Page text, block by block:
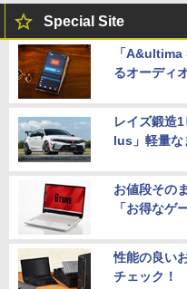
Special Site
「
るオーディ
レイズ鍛造
lus」軽量な
お値段その
「お得なゲ
性能の良い
チェック！